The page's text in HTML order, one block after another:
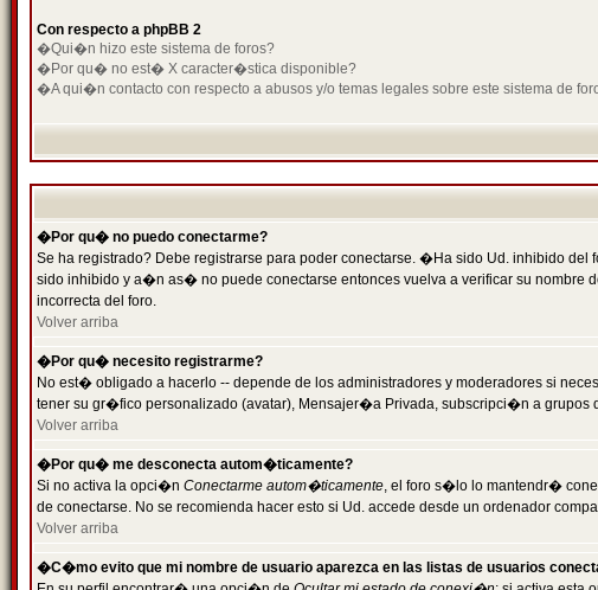
Con respecto a phpBB 2
�Qui�n hizo este sistema de foros?
�Por qu� no est� X caracter�stica disponible?
�A qui�n contacto con respecto a abusos y/o temas legales sobre este sistema de
�Por qu� no puedo conectarme?
Se ha registrado? Debe registrarse para poder conectarse. �Ha sido Ud. inhibido
sido inhibido y a�n as� no puede conectarse entonces vuelva a verificar su
incorrecta del foro.
Volver arriba
�Por qu� necesito registrarme?
No est� obligado a hacerlo -- depende de los administradores y moderadores si
tener su gr�fico personalizado (avatar), Mensajer�a Privada, subscripci�n a
Volver arriba
�Por qu� me desconecta autom�ticamente?
Si no activa la opci�n Conectarme autom�ticamente, el foro s�lo lo mantendr�
de conectarse. No se recomienda hacer esto si Ud. accede desde un ordenador
Volver arriba
�C�mo evito que mi nombre de usuario aparezca en las listas de usuarios